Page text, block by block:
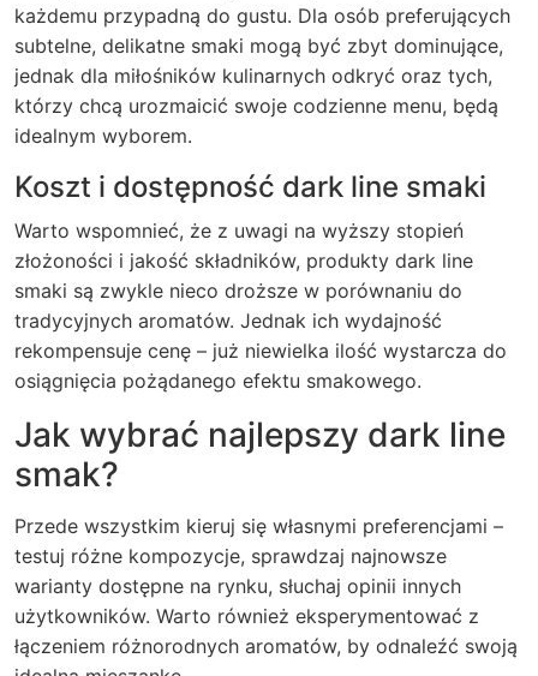
każdemu przypadną do gustu. Dla osób preferujących
subtelne, delikatne smaki mogą być zbyt dominujące,
jednak dla miłośników kulinarnych odkryć oraz tych,
którzy chcą urozmaicić swoje codzienne menu, będą
idealnym wyborem.
Koszt i dostępność dark line smaki
Warto wspomnieć, że z uwagi na wyższy stopień
złożoności i jakość składników, produkty dark line
smaki są zwykle nieco droższe w porównaniu do
tradycyjnych aromatów. Jednak ich wydajność
rekompensuje cenę – już niewielka ilość wystarcza do
osiągnięcia pożądanego efektu smakowego.
Jak wybrać najlepszy dark line
smak?
Przede wszystkim kieruj się własnymi preferencjami –
testuj różne kompozycje, sprawdzaj najnowsze
warianty dostępne na rynku, słuchaj opinii innych
użytkowników. Warto również eksperymentować z
łączeniem różnorodnych aromatów, by odnaleźć swoją